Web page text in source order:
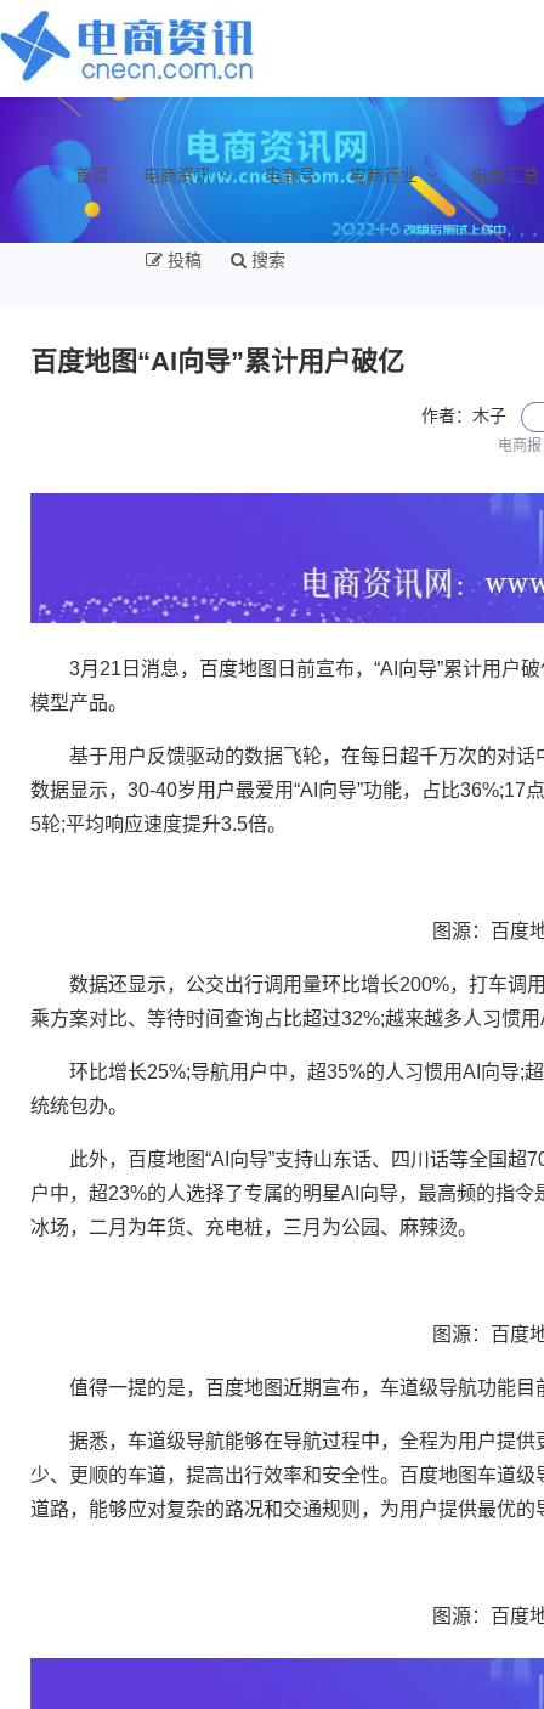
首页 电商资讯 电商号 电商行业 电商汇总
投稿 搜索
百度地图“AI向导”累计用户破亿
作者：木子
电商报
3月21日消息，百度地图日前宣布，“AI向导”累计用户
模型产品。
基于用户反馈驱动的数据飞轮，在每日超千万次的对话
数据显示，30-40岁用户最爱用“AI向导”功能，占比
5轮;平均响应速度提升3.5倍。
图源：百度地
数据还显示，公交出行调用量环比增长200%，打车调
乘方案对比、等待时间查询占比超过32%;越来越多人习惯
环比增长25%;导航用户中，超35%的人习惯用AI向导;
统统包办。
此外，百度地图“AI向导”支持山东话、四川话等全国超
户中，超23%的人选择了专属的明星AI向导，最高频的指
冰场，二月为年货、充电桩，三月为公园、麻辣烫。
图源：百度地
值得一提的是，百度地图近期宣布，车道级导航功能目
据悉，车道级导航能够在导航过程中，全程为用户提供
少、更顺的车道，提高出行效率和安全性。百度地图车道
道路，能够应对复杂的路况和交通规则，为用户提供最优的
图源：百度地